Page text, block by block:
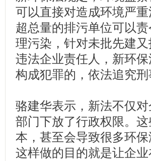
可以直接对造成环境严
超总量的排污单位可以
理污染，针对未批先建
违法企业责任人，新环
构成犯罪的，依法追究刑
骆建华表示，新法不仅
部门下放了行政权限。
本，甚至会导致很多环
这样做的目的就是让企